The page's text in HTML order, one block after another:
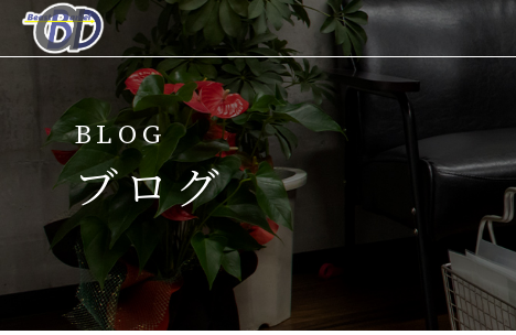
当サロンについて
メニュー
キャンペーン
BLOG
ブログ